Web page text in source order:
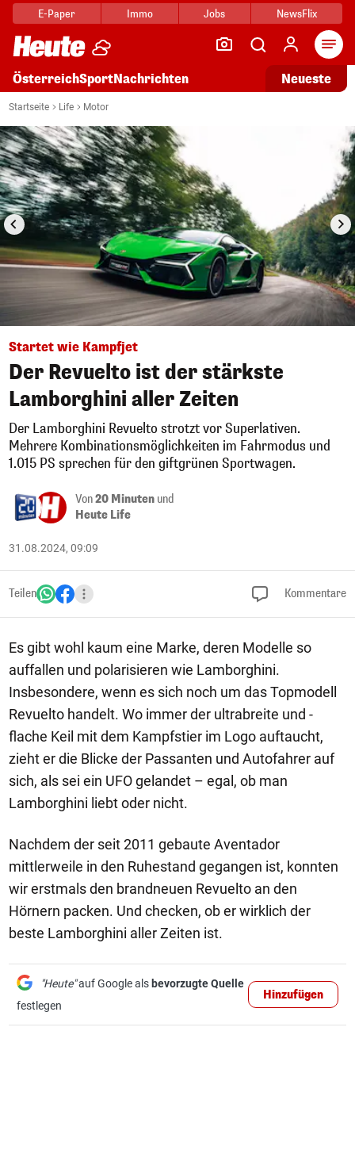
E-Paper Immo Jobs NewsFlix
ÖsterreichSportNachrichten Neueste
Startseite Life Motor
1/4
Startet wie Kampfjet
Der Revuelto ist der stärkste
Lamborghini aller Zeiten
Der Lamborghini Revuelto strotzt vor Superlativen.
Mehrere Kombinationsmöglichkeiten im Fahrmodus und
1.015 PS sprechen für den giftgrünen Sportwagen.
Von20 Minuten und
Heute Life
31.08.2024, 09:09
Teilen Kommentare
Es gibt wohl kaum eine Marke, deren Modelle so
auffallen und polarisieren wie Lamborghini.
Insbesondere, wenn es sich noch um das Topmodell
Revuelto handelt. Wo immer der ultrabreite und -
flache Keil mit dem Kampfstier im Logo auftaucht,
zieht er die Blicke der Passanten und Autofahrer auf
sich, als sei ein UFO gelandet – egal, ob man
Lamborghini liebt oder nicht.
Nachdem der seit 2011 gebaute Aventador
mittlerweile in den Ruhestand gegangen ist, konnten
wir erstmals den brandneuen Revuelto an den
Hörnern packen. Und checken, ob er wirklich der
beste Lamborghini aller Zeiten ist.
"Heute"auf Google als bevorzugte Quelle
festlegen
Hinzufügen